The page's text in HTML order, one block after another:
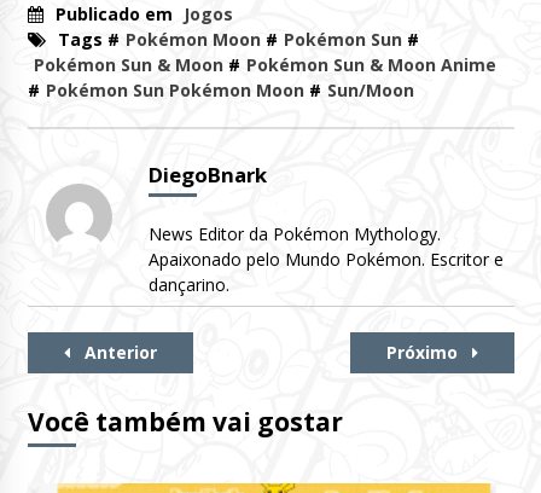
Publicado em
Jogos
Tags # Pokémon Moon# Pokémon Sun#
Pokémon Sun & Moon# Pokémon Sun & Moon Anime
# Pokémon Sun Pokémon Moon# Sun/Moon
DiegoBnark
News Editor da Pokémon Mythology.
Apaixonado pelo Mundo Pokémon. Escritor e
dançarino.
Continue
Anterior Próximo
Você também vai gostar